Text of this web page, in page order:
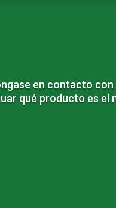
en contacto
qué producto es el